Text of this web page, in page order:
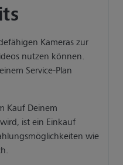
Kameras zur
nutzen können.
Service-Plan
Kauf Deinem
ist ein Einkauf
wie